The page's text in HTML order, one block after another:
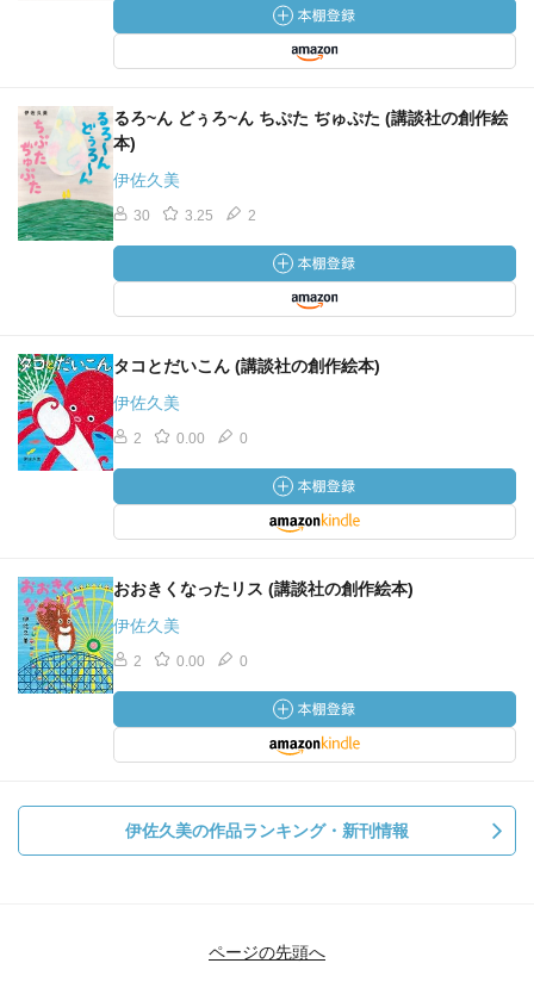
るろ~ん どぅろ~ん ちぷた ぢゅぷた (講談社の創作絵
本)
伊佐久美
30 3.25 2
タコとだいこん (講談社の創作絵本)
伊佐久美
2 0.00 0
おおきくなったリス (講談社の創作絵本)
伊佐久美
2 0.00 0
伊佐久美の作品ランキング・新刊情報
ページの先頭へ